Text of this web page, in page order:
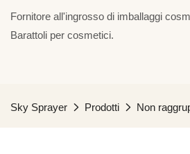
Fornitore all'ingrosso di imballaggi
Barattoli per cosmetici.
Sky Sprayer Prodotti Non